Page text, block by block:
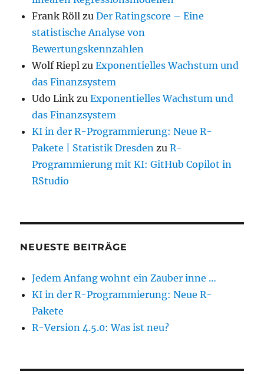
Frank Röll zuDer Ratingscore – Eine
statistische Analyse von
Bewertungskennzahlen
Wolf Riepl zuExponentielles Wachstum und
das Finanzsystem
Udo Link zuExponentielles Wachstum und
das Finanzsystem
KI in der R-Programmierung: Neue R-
Pakete | Statistik Dresden zuR-
Programmierung mit KI: GitHub Copilot in
RStudio
NEUESTE BEITRÄGE
Jedem Anfang wohnt ein Zauber inne …
KI in der R-Programmierung: Neue R-
Pakete
R-Version 4.5.0: Was ist neu?